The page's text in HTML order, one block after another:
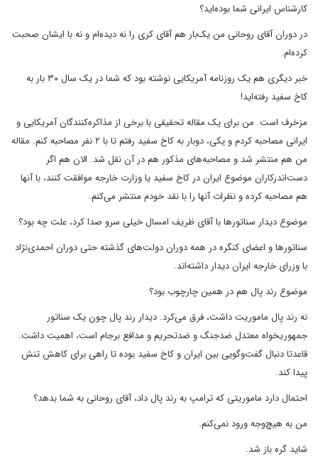
کارشناس ایرانی شما بوده‌اید؟
در دوران آقای روحانی من یک‌بار هم آقای کری را نه دیده‌ام و نه با ایشان صحبت
کرده‌ام.
خبر دیگری هم یک روزنامه آمریکایی نوشته بود که شما در یک سال ۳۰ بار به
کاخ سفید رفته‌اید!
مزخرف است. من برای یک مقاله تحقیقی با برخی از مذاکره‌کنندگان آمریکایی و
ایرانی مصاحبه کردم و یکی، دوبار به کاخ سفید رفتم تا با ۲ نفر مصاحبه کنم. مقاله
من هم منتشر شد و مصاحبه‌های مذکور هم در آن نقل شد. الان هم اگر
دست‌اندرکاران موضوع ایران در کاخ سفید یا وزارت خارجه موافقت کنند، با آنها
هم مصاحبه کرده و نظرات آنها را با نقد خودم منتشر می‌کنم.
موضوع دیدار سناتورها با آقای ظریف امسال خیلی سرو صدا کرد، علت چه بود؟
سناتورها و اعضای کنگره در همه دوران‌ دولت‌های گذشته حتی دوران احمدی‌نژاد
با وزرای خارجه ایران دیدار داشته‌اند.
موضوع رند پال هم در همین چارچوب بود؟
نه رند پال ماموریت داشت، فرق می‌کرد. دیدار رند پال چون یک سناتور
جمهوریخواه معتدل ضدجنگ و ضدتحریم و مدافع برجام است، اهمیت داشت.
قاعدتا دنبال گفت‌وگویی بین ایران و کاخ سفید بوده تا راهی برای کاهش تنش
پیدا کند.
احتمال دارد ماموریتی که ترامپ به رند پال داد، آقای روحانی به شما بدهد؟
من به هیچ‌وجه ورود نمی‌کنم.
شاید گره باز شد.